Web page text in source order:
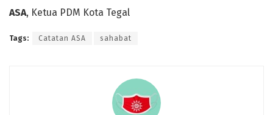
ASA, Ketua PDM Kota Tegal
Tags: Catatan ASA sahabat